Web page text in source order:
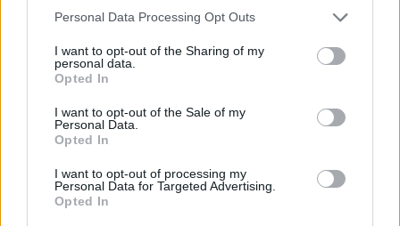
Please note that this website/app uses one or more Google
not limited to your visit or usage behaviour. You may click to
grant or deny consent to Google and its third-party tags to
use your data for below specified purposes in below Google
consent section.
Personal Data Processing Opt Outs
I want to opt-out of the Sharing of my
personal data.
Opted In
I want to opt-out of the Sale of my
Personal Data.
Opted In
I want to opt-out of processing my
Personal Data for Targeted Advertising.
Opted In
SZTÁRBOX # VIDEÓ # ADÁSRÉSZLETEK
PINTÉR TIBOR